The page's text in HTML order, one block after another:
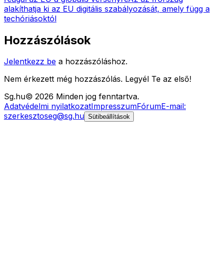
alakíthatja ki az EU digitális szabályozását, amely függ a
techóriásoktól
Hozzászólások
Jelentkezz be a hozzászóláshoz.
Nem érkezett még hozzászólás. Legyél Te az első!
Sg.hu© 2026 Minden jog fenntartva.
Adatvédelmi nyilatkozatImpresszumFórumE-mail:
szerkesztoseg@sg.hu Sütibeállítások